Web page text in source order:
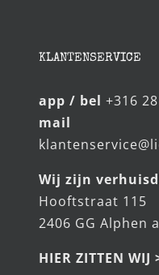
KLANTENSERVICE
app / bel +316
mail
Wij zijn
Hooftstraat 115
2406 GG Alphen
HIER ZITTEN WIJ